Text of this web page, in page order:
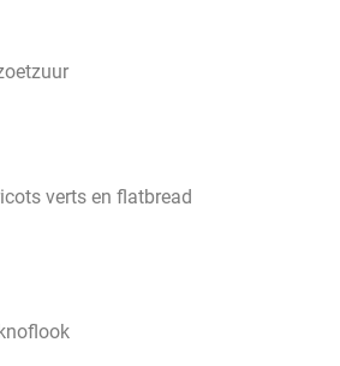
verts en flatbread